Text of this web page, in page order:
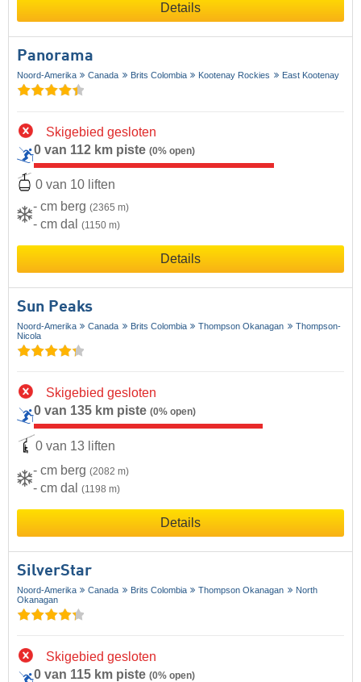
Details
Panorama
Noord-Amerika Canada Brits Colombia Kootenay Rockies East Kootenay
Skigebied gesloten
0 van 112 km piste (0% open)
0 van 10 liften
- cm berg (2365 m)
- cm dal (1150 m)
Details
Sun Peaks
Noord-Amerika Canada Brits Colombia Thompson Okanagan
Thompson-
Nicola
Skigebied gesloten
0 van 135 km piste (0% open)
0 van 13 liften
- cm berg (2082 m)
- cm dal (1198 m)
Details
SilverStar
Noord-Amerika Canada Brits Colombia Thompson Okanagan
North
Okanagan
Skigebied gesloten
0 van 115 km piste (0% open)